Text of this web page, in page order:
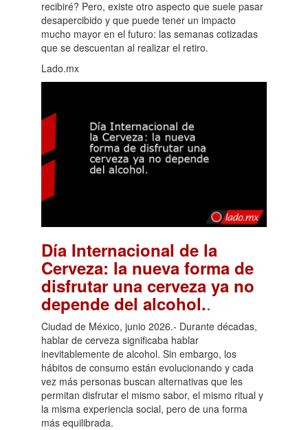
recibiré? Pero, existe otro aspecto que suele pasar
desapercibido y que puede tener un impacto
mucho mayor en el futuro: las semanas cotizadas
que se descuentan al realizar el retiro.
Lado.mx
Día Internacional de la
Cerveza: la nueva forma de
disfrutar una cerveza ya no
depende del alcohol..
Ciudad de México, junio 2026.- Durante décadas,
hablar de cerveza significaba hablar
inevitablemente de alcohol. Sin embargo, los
hábitos de consumo están evolucionando y cada
vez más personas buscan alternativas que les
permitan disfrutar el mismo sabor, el mismo ritual y
la misma experiencia social, pero de una forma
más equilibrada.